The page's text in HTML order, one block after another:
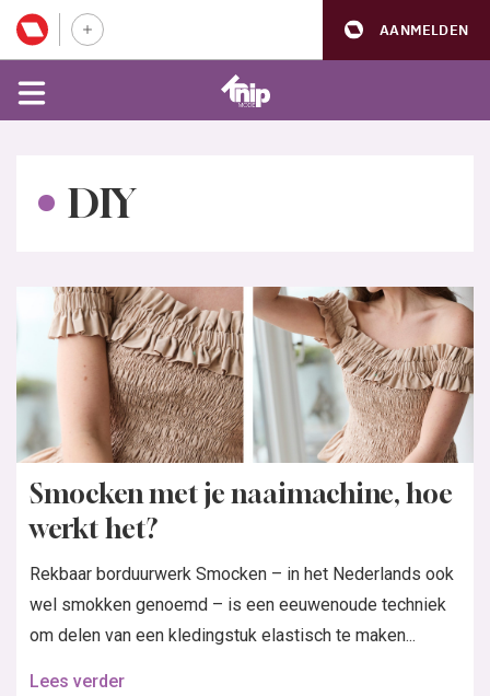
AANMELDEN
DIY
Smocken met je naaimachine, hoe
werkt het?
Rekbaar borduurwerk Smocken – in het Nederlands ook
wel smokken genoemd – is een eeuwenoude techniek
om delen van een kledingstuk elastisch te maken...
Lees verder